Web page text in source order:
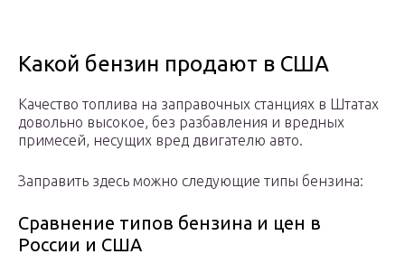
Какой бензин продают в США
Качество топлива на заправочных станциях в Штатах
довольно высокое, без разбавления и вредных
примесей, несущих вред двигателю авто.
Заправить здесь можно следующие типы бензина:
Сравнение типов бензина и цен в
России и США